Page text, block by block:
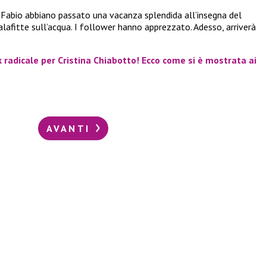
abbiano passato una vacanza splendida all’insegna del
sull’acqua. I follower hanno apprezzato. Adesso, arriverà
radicale per Cristina Chiabotto! Ecco come si è mostrata ai
AVANTI